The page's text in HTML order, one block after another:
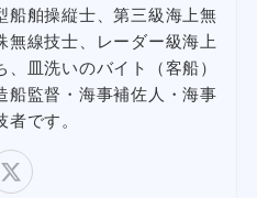
船舶操縦士、第三級海上無
線技士、レーダー級海上
皿洗いのバイト（客船）
船監督・海事補佐人・海事
です。